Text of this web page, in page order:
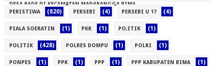
DESA RADE DI KECAMATAN MADAPANGGA BIMA
(1)PERISTIWA (820) PERSEBI (4) PERSEBI U 17 (4)
PIALA SOERATIN (1) PKK (1) PO;ITIK (1)
POLITIK (428) POLRES DOMPU (1) POLRI (1)
PONPES (1) PPK (1) PPP (1) PPP KABUPATEN BIMA (1)